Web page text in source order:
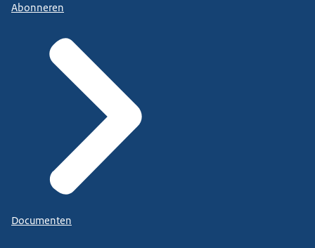
Abonneren
Documenten